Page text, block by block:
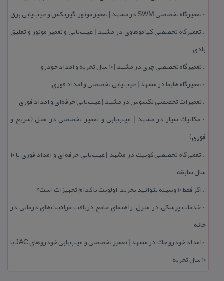
:: تعمیرگاه تخصصی SWM در مشهد | تعمیر موتور، گیربكس و عیب‌یابی برق
:: تعمیرگاه تخصصی كیا موهاوی در مشهد | عیب‌یابی و تعمیر موتور و تعلیق
بادی
:: تعمیرگاه تخصصی چری در مشهد | ۱۰ سال تجربه و امداد خودرو
:: تعمیرگاه هایما در مشهد | عیب‌یابی تخصصی و امداد فوری
:: تعمیرات تخصصی لكسوس در مشهد | عیب‌یابی حرفه‌ای و امداد فوری
:: مكانیك سیار در مشهد | عیب‌یابی و تعمیر تخصصی در محل (سریع و
فوری)
::
تعمیرگاه تخصصی كوییك در مشهد | عیب‌یابی حرفه‌ای و امداد فوری با ۱۰
سال سابقه
:: اگر فقط 10 وسیله بتوانید بخرید، اولویت با كدام تجهیزات است؟
:: خدمات پزشكی در منزل؛ راهنمای جامع دریافت مراقبت‌های درمانی در
خانه
::
امداد خودرو جك در مشهد | تعمیر تخصصی و عیب‌یابی خودروهای JAC با
۱۰ سال تجربه